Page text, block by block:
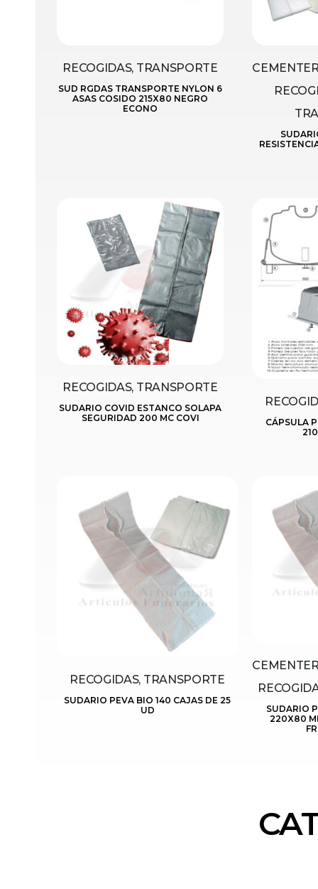
RECOGIDAS, TRANSPORTE
SUD RGDAS TRANSPORTE NYLON 6
ASAS COSIDO 215X80 NEGRO
ECONO
RECOGIDAS, TRANSPORTE
SUDARIO COVID ESTANCO SOLAPA
SEGURIDAD 200 MC COVI
CÁPSULA
RECOGIDAS, TRANSPORTE
SUDARIO PEVA BIO 140 CAJAS DE 25
UD
SUDARIO
220X80